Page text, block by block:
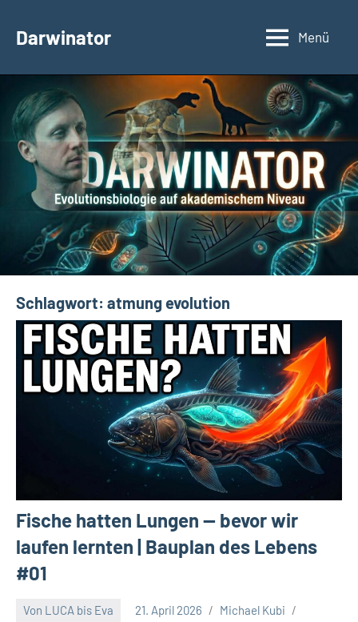
InhaltDarwinator
Evolutionsbiologie
Menü
Schlagwort: atmung evolution
Fische hatten Lungen — bevor wir
laufen lernten | Bauplan des Lebens
#01
Von LUCA bis Eva 21. April 2026 Michael Kubi